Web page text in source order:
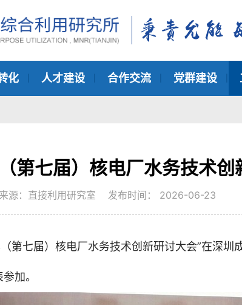
化 人才建设 合作交流 党群建设
第七届）核电厂水务技术创
来源：直接利用研究室 发布时间： 2026-06-23
第七届）核电厂水务技术创新研讨大会”在深圳
加。